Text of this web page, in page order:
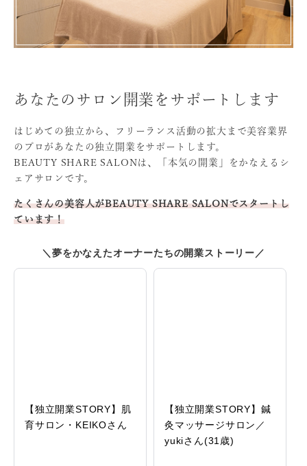
＼夢をかなえたオーナーたちの開業ストーリー／
【独立開業STORY】肌
育サロン・KEIKOさん
【独立開業STORY】鍼
灸マッサージサロン／
yukiさん(31歳)
あなたのサロン開業をサポートします
はじめての独立から、フリーランス活動の拡大まで美容業界
のプロがあなたの独立開業をサポートします。
BEAUTY SHARE SALONは、「本気の開業」をかなえる シ
ェアサロンです。
たくさんの美容人がBEAUTY SHARE SALONでスタートし
ています！